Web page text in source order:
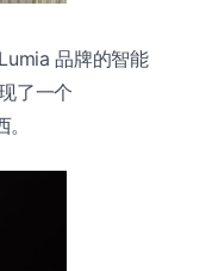
品牌的智能
了一个